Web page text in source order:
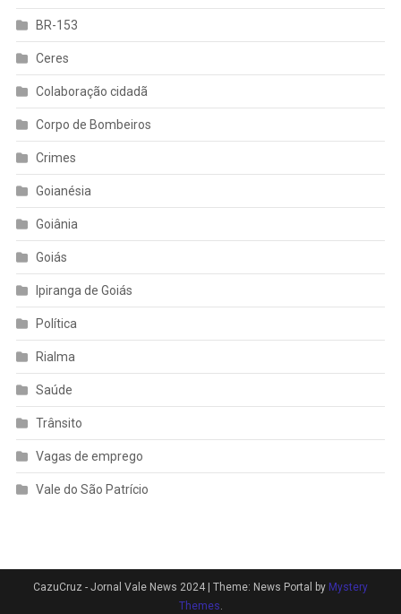
BR-153
Ceres
Colaboração cidadã
Corpo de Bombeiros
Crimes
Goianésia
Goiânia
Goiás
Ipiranga de Goiás
Política
Rialma
Saúde
Trânsito
Vagas de emprego
Vale do São Patrício
CazuCruz - Jornal Vale News 2024 | Theme: News Portal by Mystery
Themes